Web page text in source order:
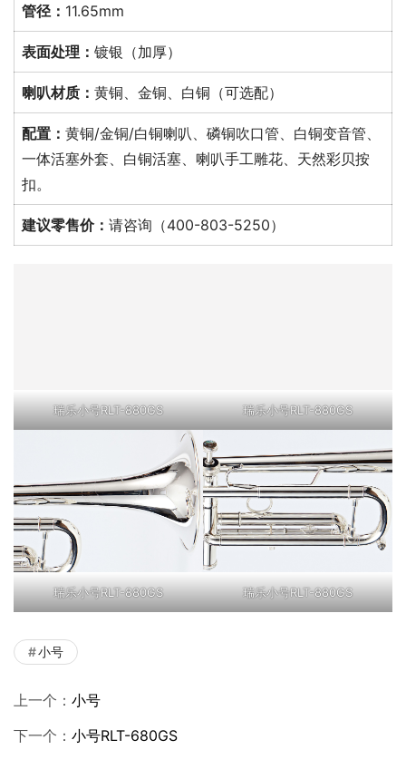
管径： 11.65mm
表面处理： 镀银（加厚）
喇叭材质： 黄铜、金铜、白铜（可选配）
配置： 黄铜/金铜/白铜喇叭、磷铜吹口管、白铜变音管、
一体活塞外套、白铜活塞、喇叭手工雕花、天然彩贝按
扣。
建议零售价： 请咨询（400-803-5250）
瑞乐小号RLT-880GS 瑞乐小号RLT-880GS
瑞乐小号RLT-880GS 瑞乐小号RLT-880GS
小号
上一个： 小号
下一个： 小号RLT-680GS